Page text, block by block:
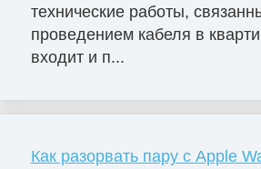
технические работы,
проведением кабеля в
входит и п...
Как разорвать пару с Apple